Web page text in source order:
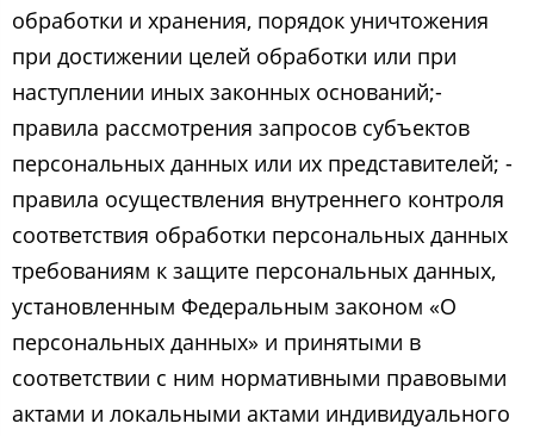
обработки и хранения, порядок уничтожения
при достижении целей обработки или при
наступлении иных законных оснований;-
правила рассмотрения запросов субъектов
персональных данных или их представителей; -
правила осуществления внутреннего контроля
соответствия обработки персональных данных
требованиям к защите персональных данных,
установленным Федеральным законом «О
персональных данных» и принятыми в
соответствии с ним нормативными правовыми
актами и локальными актами индивидуального